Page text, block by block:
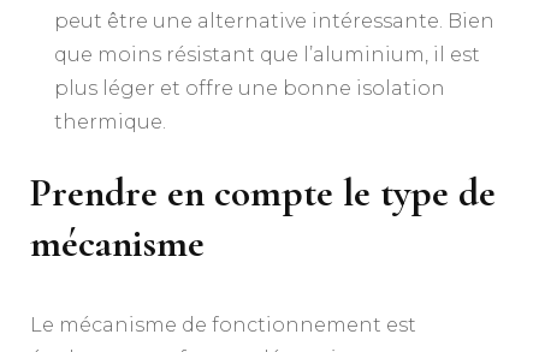
peut être une alternative intéressante. Bien
que moins résistant que l’aluminium, il est
plus léger et offre une bonne isolation
thermique.
Prendre en compte le type de
mécanisme
Le mécanisme de fonctionnement est